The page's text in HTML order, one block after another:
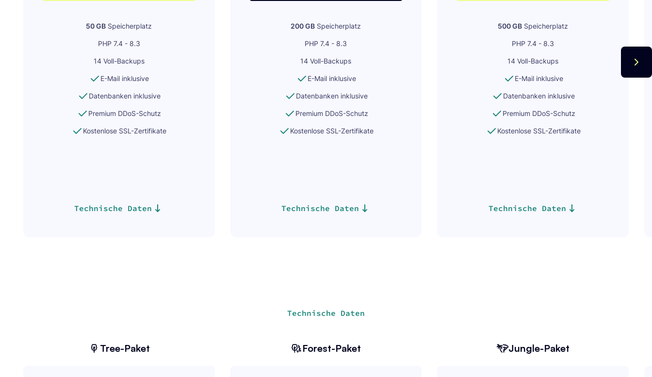
50 GB Speicherplatz
PHP 7.4 - 8.3
14 Voll-Backups
E-Mail inklusive
Datenbanken inklusive
Premium DDoS-Schutz
Kostenlose SSL-Zertifikate
Technische Daten
200 GB Speicherplatz
PHP 7.4 - 8.3
14 Voll-Backups
E-Mail inklusive
Datenbanken inklusive
Premium DDoS-Schutz
Kostenlose SSL-Zertifikate
Technische Daten
500 GB Speicherplatz
PHP 7.4 - 8.3
14 Voll-Backups
E-Mail inklusive
Datenbanken inklusive
Premium DDoS-Schutz
Kostenlose SSL-Zertifikate
Technische Daten
Technische Daten
Tree-Paket Forest-Paket Jungle-Paket